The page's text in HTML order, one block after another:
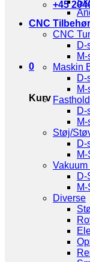
+45
0
Kurv
CNC Tilbehør
CNC
D-
Maskin
D-
D-
Støj/
D-
Vakuum
D-
Diverse